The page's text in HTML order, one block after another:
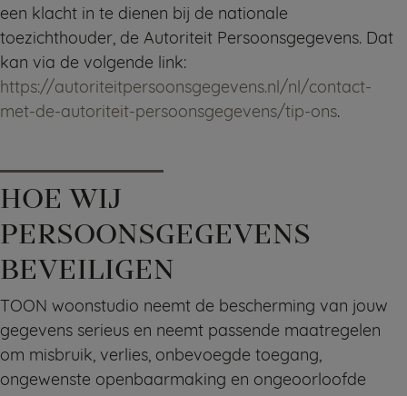
een klacht in te dienen bij de nationale
toezichthouder, de Autoriteit Persoonsgegevens. Dat
kan via de volgende link:
https://autoriteitpersoonsgegevens.nl/nl/contact-
met-de-autoriteit-persoonsgegevens/tip-ons.
HOE WIJ
PERSOONSGEGEVENS
BEVEILIGEN
TOON woonstudio neemt de bescherming van jouw
gegevens serieus en neemt passende maatregelen
om misbruik, verlies, onbevoegde toegang,
ongewenste openbaarmaking en ongeoorloofde